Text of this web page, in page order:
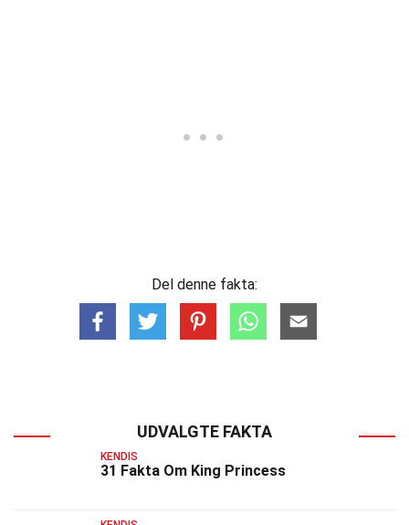
Del denne fakta:
UDVALGTE FAKTA
KENDIS
31 Fakta Om King Princess